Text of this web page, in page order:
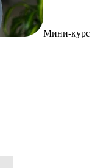
Мини-курс